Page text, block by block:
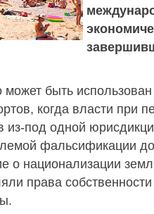
может быть
когда власти при
из-под одной
фальсификации
о национализации
права